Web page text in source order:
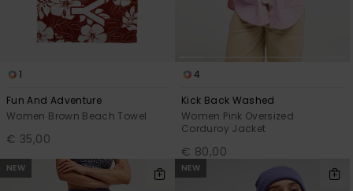
1
Fun And Adventure
Women Brown Beach Towel
€ 35,00
4
Kick Back Washed
Women Pink Oversized
Corduroy Jacket
€ 80,00
NEW NEW